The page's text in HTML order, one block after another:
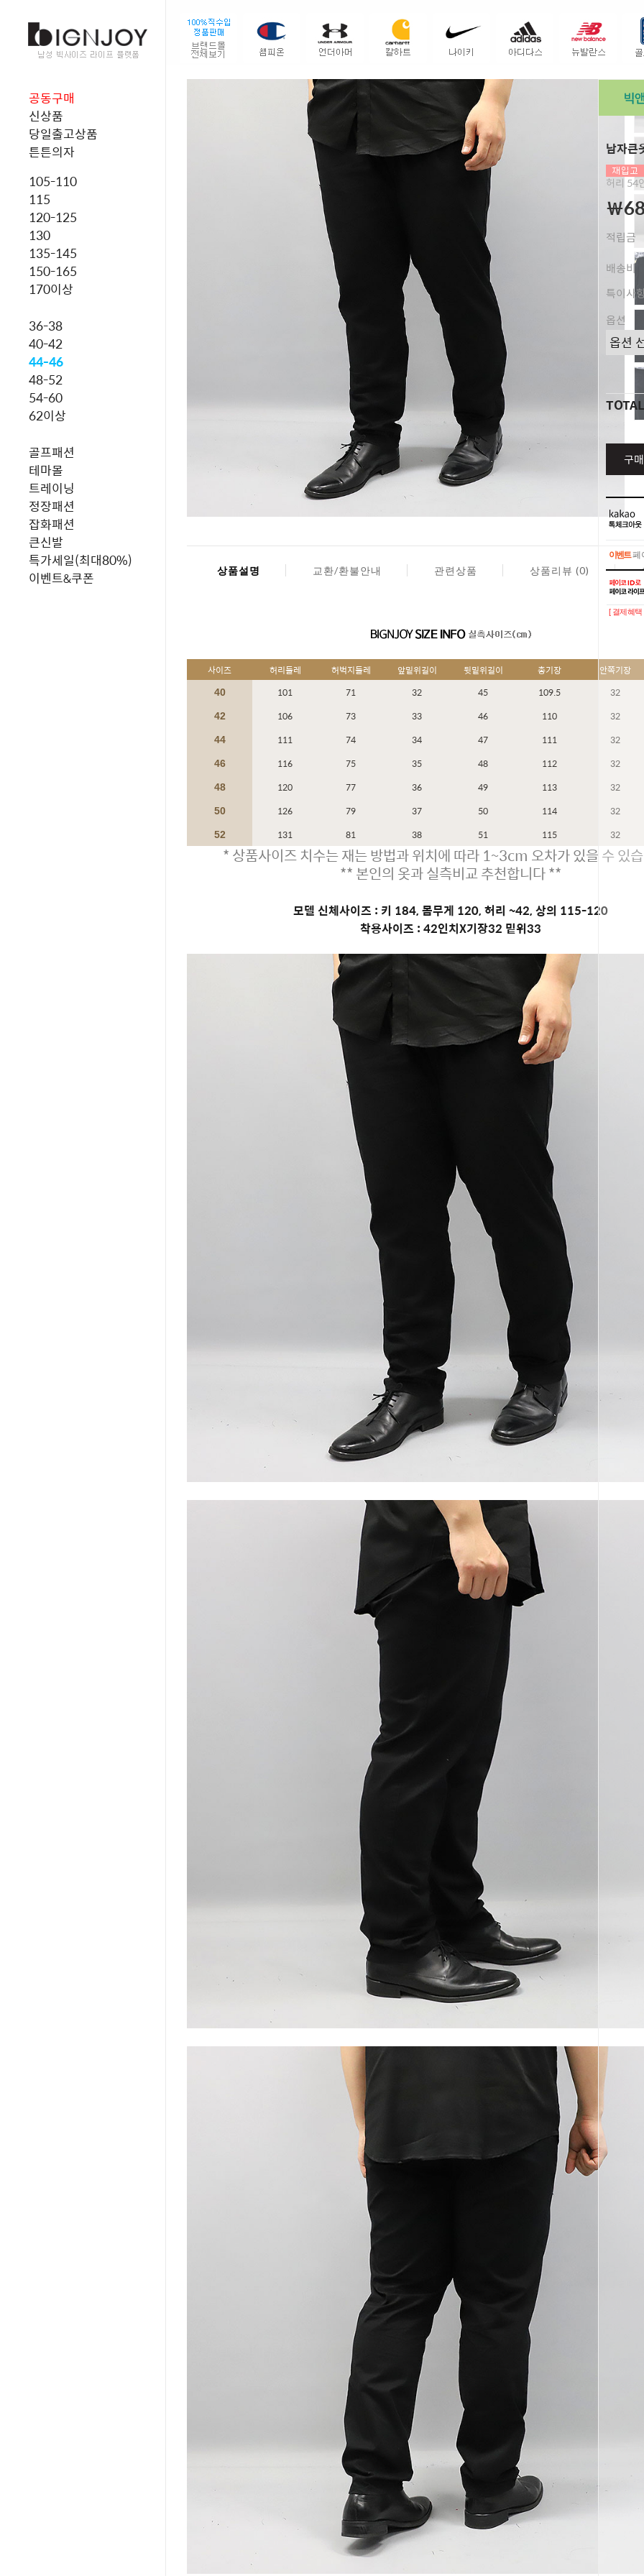
공동구매
신상품
당일출고상품
튼튼의자
105-110
115
120-125
130
135-145
150-165
170이상
36-38
40-42
44-46
48-52
54-60
62이상
골프패션
테마몰
트레이닝
정장패션
잡화패션
큰신발
특가세일(최대80%)
이벤트&쿠폰
남자큰
허리 54
￦
적립금
배송비
특이사
옵션
TOTAL
구
이벤트페
이벤트페
[ 결제혜
상품설명 교환/환불안내 관련상품 상품리뷰 (0)
사이즈 허리둘레 허벅지둘레 앞밑위길이 뒷밑위길이 총기장 안쪽기장
40 101 71 32 45 109.5 32
42 106 73 33 46 110 32
44 111 74 34 47 111 32
46 116 75 35 48 112 32
48 120 77 36 49 113 32
50 126 79 37 50 114 32
52 131 81 38 51 115 32
* 상품사이즈 치수는 재는 방법과 위치에 따라 1~3cm 오차가 있을 수 있
** 본인의 옷과 실측비교 추천합니다 **
모델 신체사이즈 : 키 184, 몸무게 120, 허리 ~42, 상의 115-120
착용사이즈 : 42인치X기장32 밑위33